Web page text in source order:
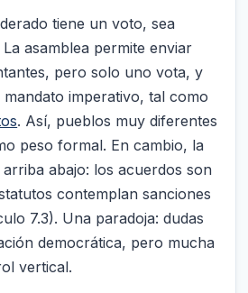
tiene un voto, sea
asamblea permite enviar
pero solo uno vota, y
imperativo, tal como
. Así, pueblos muy diferentes
peso formal. En cambio, la
arriba abajo: los acuerdos son
contemplan sanciones
7.3). Una paradoja: dudas
democrática, pero mucha
vertical.